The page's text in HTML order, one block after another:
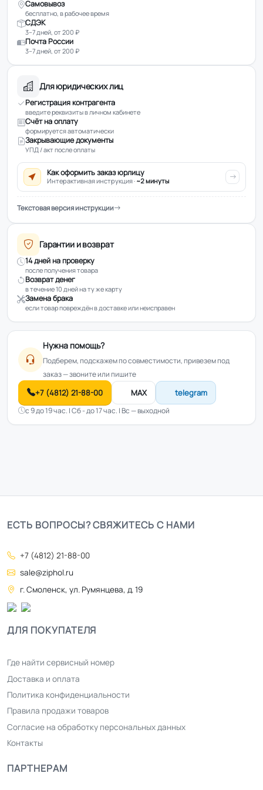
Самовывоз
бесплатно, в рабочее время
СДЭК
3–7 дней, от 200 ₽
Почта России
3–7 дней, от 200 ₽
Для юридических лиц
Регистрация контрагента
введите реквизиты в личном кабинете
Счёт на оплату
формируется автоматически
Закрывающие документы
УПД / акт после оплаты
Как оформить заказ юрлицу
Интерактивная инструкция · ~2 минуты
Текстовая версия инструкции
Гарантии и возврат
14 дней на проверку
после получения товара
Возврат денег
в течение 10 дней на ту же карту
Замена брака
если товар повреждён в доставке или неисправен
Нужна помощь?
Подберем, подскажем по совместимости, привезем под
заказ — звоните или пишите
+7 (4812) 21-88-00 MAX telegram
с 9 до 19 час. | Сб - до 17 час. | Вс — выходной
ЕСТЬ ВОПРОСЫ? СВЯЖИТЕСЬ С НАМИ
+7 (4812) 21-88-00
sale@ziphol.ru
г. Смоленск, ул. Румянцева, д. 19
ДЛЯ ПОКУПАТЕЛЯ
Где найти сервисный номер
Доставка и оплата
Политика конфиденциальности
Правила продажи товаров
Согласие на обработку персональных данных
Контакты
ПАРТНЕРАМ